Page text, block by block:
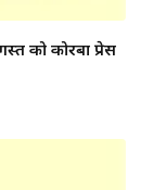
को कोरबा प्रेस